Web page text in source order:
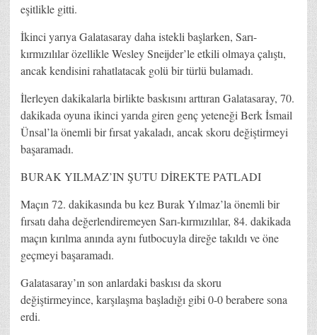
eşitlikle gitti.
İkinci yarıya Galatasaray daha istekli başlarken, Sarı-
kırmızılılar özellikle Wesley Sneijder’le etkili olmaya çalıştı,
ancak kendisini rahatlatacak golü bir türlü bulamadı.
İlerleyen dakikalarla birlikte baskısını arttıran Galatasaray, 70.
dakikada oyuna ikinci yarıda giren genç yeteneği Berk İsmail
Ünsal’la önemli bir fırsat yakaladı, ancak skoru değiştirmeyi
başaramadı.
BURAK YILMAZ’IN ŞUTU DİREKTE PATLADI
Maçın 72. dakikasında bu kez Burak Yılmaz’la önemli bir
fırsatı daha değerlendiremeyen Sarı-kırmızılılar, 84. dakikada
maçın kırılma anında aynı futbocuyla direğe takıldı ve öne
geçmeyi başaramadı.
Galatasaray’ın son anlardaki baskısı da skoru
değiştirmeyince, karşılaşma başladığı gibi 0-0 berabere sona
erdi.